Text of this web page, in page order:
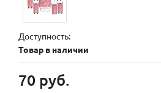
Доступность:
Товар в наличии
70 руб.